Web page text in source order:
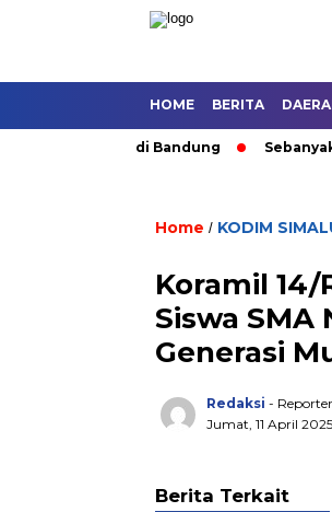
HOME BERITA
Umum di Bandung Sebanyak 70
Home / KODIM
Koramil 14/
Siswa SMA
Generasi
Redaksi - Reporter
Jumat, 11 April
Berita Terkait